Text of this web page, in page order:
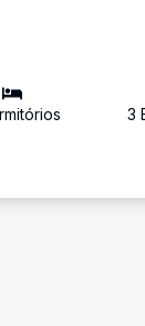
s 3